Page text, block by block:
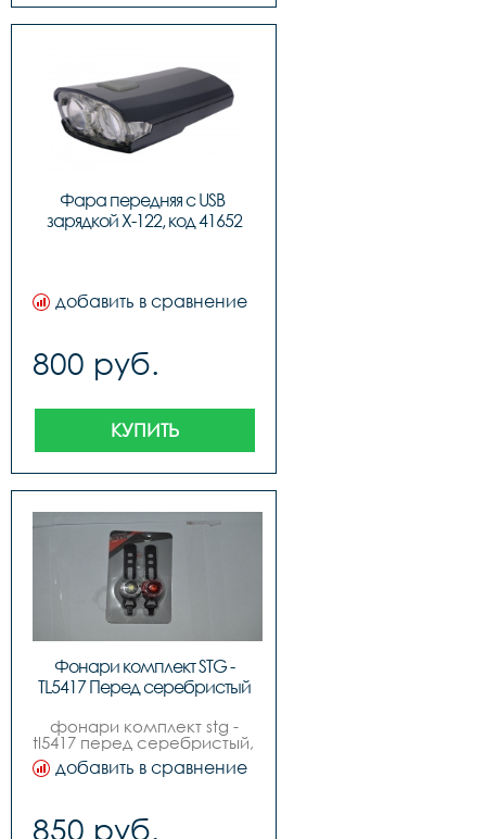
Фара передняя с USB
зарядкой X-122, код 41652
добавить в сравнение
800 руб.
КУПИТЬ
Фонари комплект STG -
TL5417 Перед серебристый
фонари комплект stg -
tl5417 перед серебристый,
добавить в сравнение
850 руб.